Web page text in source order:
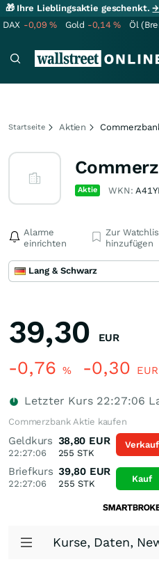
🎁 Ihre Lieblingsaktie geschenkt.
DAX -0,09% Gold -0,14% Öl
Startseite Aktien
Aktie WKN:
Alarme
einrichten
Zur
hinzufügen
Lang & Schwarz
39,30 EUR
-0,76 % -0,30 EUR
Letzter Kurs 22:27:06
Commerzbank Aktie kaufen
Geldkurs
22:27:06
38,80 EUR
255 STK
Briefkurs
22:27:06
39,80 EUR
255 STK
Verkauf
Kauf
Kurse, Daten,